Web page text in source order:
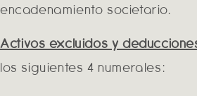
encadenamiento societario.
Activos excluidos y
los siguientes 4 numerales: